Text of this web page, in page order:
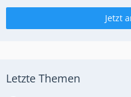
Jetzt
Letzte Themen